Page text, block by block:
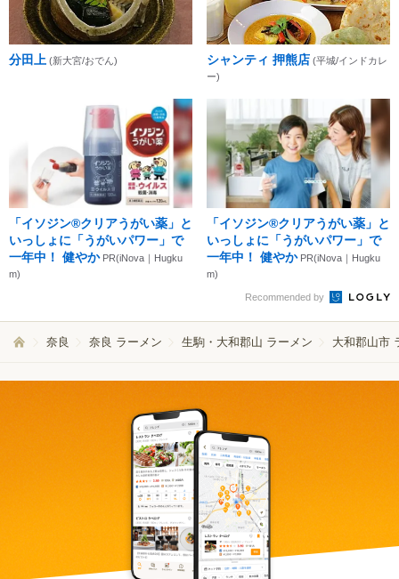
分田上 (新大宮/おでん) シャンティ 押熊店 (平城/インドカレ
ー)
「イソジン®クリアうがい薬」と
いっしょに「うがいパワー」で
一年中！ 健やか PR(iNova｜Hugku
m)
「イソジン®クリアうがい薬」と
いっしょに「うがいパワー」で
一年中！ 健やか PR(iNova｜Hugku
m)
Recommended by
奈良 奈良 ラーメン 生駒・大和郡山 ラーメン 大和郡山市